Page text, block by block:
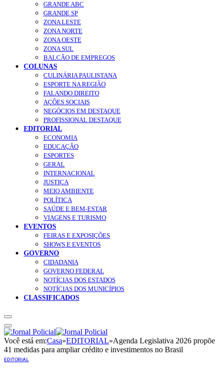
GRANDE ABC
GRANDE SP
ZONA LESTE
ZONA NORTE
ZONA OESTE
ZONA SUL
BALCÃO DE EMPREGOS
COLUNAS
CULINÁRIA PAULISTANA
ESPORTE NA REGIÃO
FALANDO DIREITO
AÇÕES SOCIAIS
NEGÓCIOS EM DESTAQUE
PROFISSIONAL DESTAQUE
EDITORIAL
ECONOMIA
EDUCAÇÃO
ESPORTES
GERAL
INTERNACIONAL
JUSTIÇA
MEIO AMBIENTE
POLÍTICA
SAÚDE E BEM-ESTAR
VIAGENS E TURISMO
EVENTOS
FEIRAS E EXPOSIÇÕES
SHOWS E EVENTOS
GOVERNO
CIDADANIA
GOVERNO FEDERAL
NOTÍCIAS DOS ESTADOS
NOTÍCIAS DOS MUNICÍPIOS
CLASSIFICADOS
Você está em:Casa»EDITORIAL»Agenda Legislativa 2026 propõe
41 medidas para ampliar crédito e investimentos no Brasil
EDITORIAL